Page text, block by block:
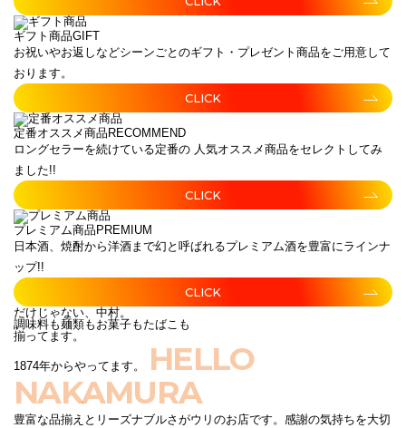
ギフト商品GIFT
お祝いやお返しなどシーンごとのギフト・プレゼント商品をご用意して
おります。
CLICK
定番オススメ商品 RECOMMEND
ロングセラーを続けている定番の 人気オススメ商品をセレクトしてみ
ました!!
CLICK
プレミアム商品 PREMIUM
日本酒、焼酎から洋酒まで幻と呼ばれるプレミアム酒を豊富にラインナ
ップ!!
CLICK
だけじゃない、中村。
調味料も麺類もお菓子もたばこも
揃ってます。
1874年からやってます。
HELLO
NAKAMURA
豊富な品揃えとリーズナブルさがウリのお店です。感謝の気持ちを大切